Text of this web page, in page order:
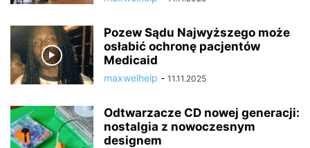
Pozew Sądu Najwyższego może
osłabić ochronę pacjentów
Medicaid
maxwelhelp - 11.11.2025
Odtwarzacze CD nowej generacji:
nostalgia z nowoczesnym
designem